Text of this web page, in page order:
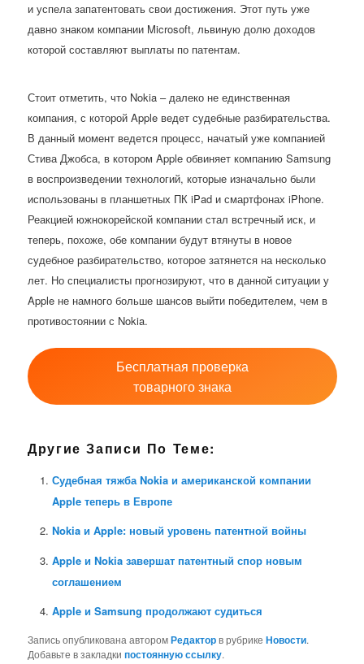
и успела запатентовать свои достижения. Этот путь уже
давно знаком компании Microsoft, львиную долю доходов
которой составляют выплаты по патентам.
Стоит отметить, что Nokia – далеко не единственная
компания, с которой Apple ведет судебные разбирательства.
В данный момент ведется процесс, начатый уже компанией
Стива Джобса, в котором Apple обвиняет компанию Samsung
в воспроизведении технологий, которые изначально были
использованы в планшетных ПК iPad и смартфонах iPhone.
Реакцией южнокорейской компании стал встречный иск, и
теперь, похоже, обе компании будут втянуты в новое
судебное разбирательство, которое затянется на несколько
лет. Но специалисты прогнозируют, что в данной ситуации у
Apple не намного больше шансов выйти победителем, чем в
противостоянии с Nokia.
Бесплатная проверка
товарного знака
Другие Записи По Теме:
Судебная тяжба Nokia и американской компании
Apple теперь в Европе
Nokia и Apple: новый уровень патентной войны
Apple и Nokia завершат патентный спор новым
соглашением
Apple и Samsung продолжают судиться
Запись опубликована авторомРедакторв рубрикеНовости.
Добавьте в закладкипостоянную ссылку.